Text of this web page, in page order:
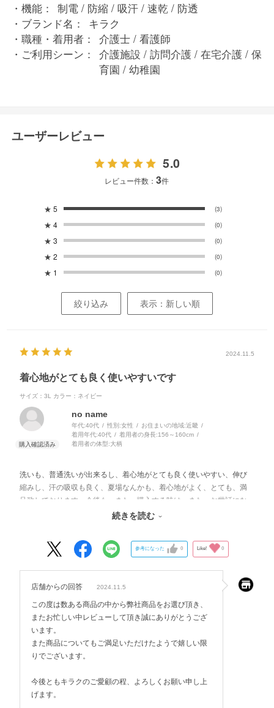
機能：
制電 / 防縮 / 吸汗 / 速乾 / 防透
ブランド名：
キラク
職種・着用者：
介護士 / 看護師
ご利用シーン：
介護施設 / 訪問介護 / 在宅介護 / 保
育園 / 幼稚園
ユーザーレビュー
5.0
レビュー件数：3件
★ 5 (3)
★ 4 (0)
★ 3 (0)
★ 2 (0)
★ 1 (0)
絞り込み 表示：新しい順
2024.11.5
着心地がとても良く使いやすいです
サイズ：3L カラー：ネイビー
no name
年代:40代 性別:女性 お住まいの地域:近畿
着用年代:40代 着用者の身長:156～160cm
着用者の体型:大柄
洗いも、普通洗いが出来るし、着心地がとても良く使いやすい、伸び
縮みし、汗の吸収も良く、夏場なんかも、着心地がよく、とても、満
足致しております。今後も、また、購入する時は、また、お世話にな
ります、宜しくお願いします。続きを読む
参考になった 0 Like! 0
店舗からの回答 2024.11.5
この度は数ある商品の中から弊社商品をお選び頂き、
またお忙しい中レビューして頂き誠にありがとうござ
います。
また商品についてもご満足いただけたようで嬉しい限
りでございます。
今後ともキラクのご愛顧の程、よろしくお願い申し上
げます。